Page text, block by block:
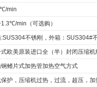
min
min（可选购）
:SUS304不锈刚，外箱：SUS304#
式欧美原装进口全（半）封闭压缩
鳍片式加热管加热空气方式
护，压缩机过热，过流，超压，